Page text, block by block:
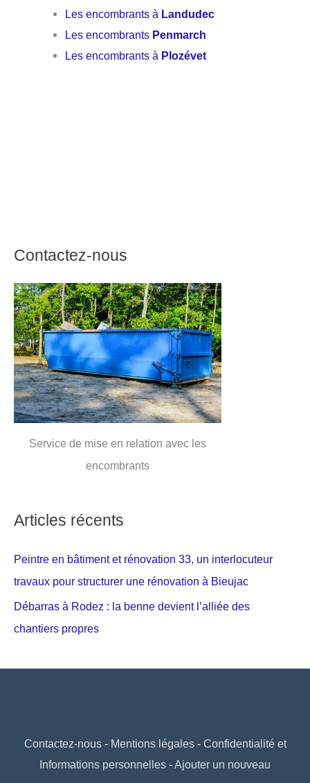
Les encombrants à Landudec
Les encombrants Penmarch
Les encombrants à Plozévet
Contactez-nous
Service de mise en relation avec les
encombrants
Articles récents
Peintre en bâtiment et rénovation 33, un interlocuteur
travaux pour structurer une rénovation à Bieujac
Débarras à Rodez : la benne devient l’alliée des
chantiers propres
Contactez-nous- Mentions légales- Confidentialité et
Informations personnelles -Ajouter un nouveau